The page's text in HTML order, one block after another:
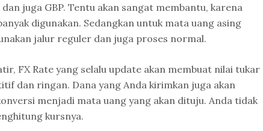
dan juga GBP. Tentu akan sangat membantu, karena
digunakan. Sedangkan untuk mata uang asing
jalur reguler dan juga proses normal.
FX Rate yang selalu update akan membuat nilai tukar
dan ringan. Dana yang Anda kirimkan juga akan
menjadi mata uang yang akan dituju. Anda tidak
kursnya.